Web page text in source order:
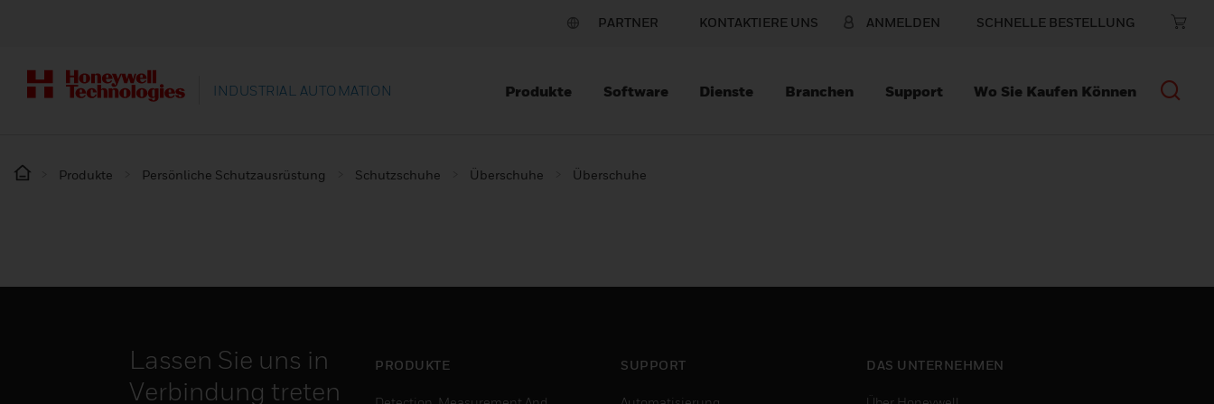
PARTNER KONTAKTIERE UNS ANMELDEN SCHNELLE BESTELLUNG
INDUSTRIAL AUTOMATION Produkte Software Dienste Branchen Support Wo Sie Kaufen Können
Produkte Persönliche Schutzausrüstung Schutzschuhe Überschuhe Überschuhe
Lassen Sie uns in
Verbindung treten
PRODUKTE SUPPORT DAS UNTERNEHMEN